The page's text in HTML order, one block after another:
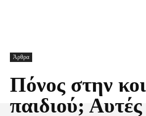
Άρθρα
Πόνος στην
παιδιού; Αυτές